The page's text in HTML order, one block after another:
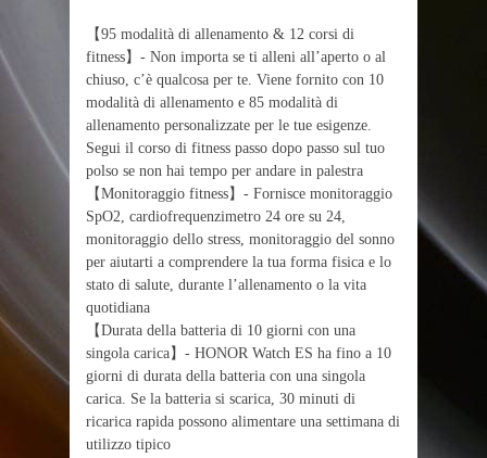
【95 modalità di allenamento & 12 corsi di
fitness】- Non importa se ti alleni all’aperto o al
chiuso, c’è qualcosa per te. Viene fornito con 10
modalità di allenamento e 85 modalità di
allenamento personalizzate per le tue esigenze.
Segui il corso di fitness passo dopo passo sul tuo
polso se non hai tempo per andare in palestra
【Monitoraggio fitness】- Fornisce monitoraggio
SpO2, cardiofrequenzimetro 24 ore su 24,
monitoraggio dello stress, monitoraggio del sonno
per aiutarti a comprendere la tua forma fisica e lo
stato di salute, durante l’allenamento o la vita
quotidiana
【Durata della batteria di 10 giorni con una
singola carica】- HONOR Watch ES ha fino a 10
giorni di durata della batteria con una singola
carica. Se la batteria si scarica, 30 minuti di
ricarica rapida possono alimentare una settimana di
utilizzo tipico